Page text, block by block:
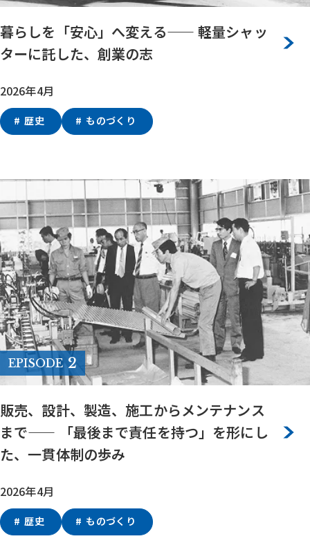
暮らしを「安心」へ変える—— 軽量シャッ
ターに託した、創業の志
2026年4月
歴史 ものづくり
EPISODE 2
販売、設計、製造、施工からメンテナンス
まで—— 「最後まで責任を持つ」を形にし
た、一貫体制の歩み
2026年4月
歴史 ものづくり